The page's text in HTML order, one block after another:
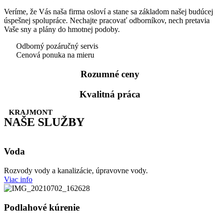
Veríme, že Vás naša firma osloví a stane sa základom našej budúcej
úspešnej spolupráce. Nechajte pracovať odborníkov, nech pretavia
Vaše sny a plány do hmotnej podoby.
Odborný pozáručný servis
Cenová ponuka na mieru
Rozumné ceny
Kvalitná práca
KRAJMONT
NAŠE SLUŽBY
Voda
Rozvody vody a kanalizácie, úpravovne vody.
Viac info
Podlahové kúrenie